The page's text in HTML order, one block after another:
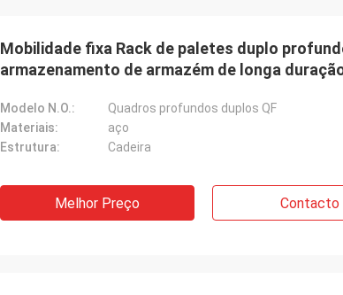
Mobilidade fixa Rack de paletes duplo
armazenamento de armazém de longa
Modelo N.O.:
Quadros profundos duplos QF
Materiais:
aço
Estrutura:
Cadeira
Melhor Preço Contacto